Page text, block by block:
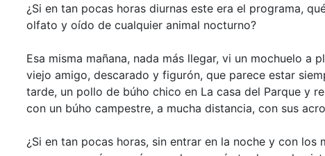
¿Si en tan pocas horas diurnas este era el programa,
olfato y oído de cualquier animal nocturno?
Esa misma mañana, nada más llegar, vi un mochuelo a
viejo amigo, descarado y figurón, que parece estar
tarde, un pollo de búho chico en La casa del Parque y
con un búho campestre, a mucha distancia, con sus
¿Si en tan pocas horas, sin entrar en la noche y con los